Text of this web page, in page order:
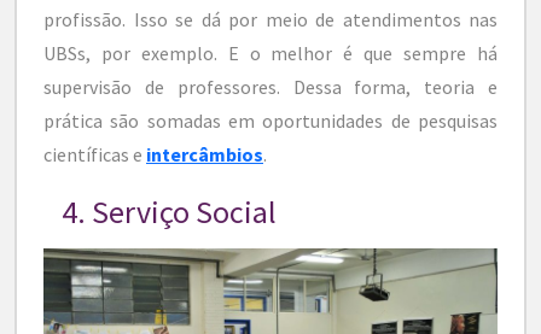
profissão. Isso se dá por meio de atendimentos nas
UBSs, por exemplo. E o melhor é que sempre há
supervisão de professores. Dessa forma, teoria e
prática são somadas em oportunidades de pesquisas
científicas e intercâmbios.
4. Serviço Social